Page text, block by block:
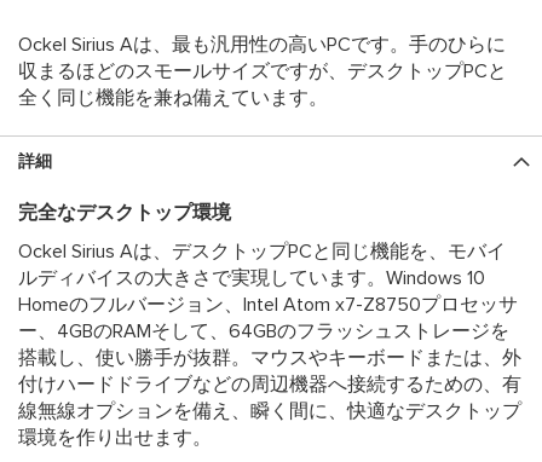
Ockel Sirius Aは、最も汎用性の高いPCです。手のひらに
収まるほどのスモールサイズですが、デスクトップPCと
全く同じ機能を兼ね備えています。
詳細
完全なデスクトップ環境
Ockel Sirius Aは、デスクトップPCと同じ機能を、モバイ
ルディバイスの大きさで実現しています。Windows 10
Homeのフルバージョン、Intel Atom x7-Z8750プロセッサ
ー、4GBのRAMそして、64GBのフラッシュストレージを
搭載し、使い勝手が抜群。マウスやキーボードまたは、外
付けハードドライブなどの周辺機器へ接続するための、有
線無線オプションを備え、瞬く間に、快適なデスクトップ
環境を作り出せます。